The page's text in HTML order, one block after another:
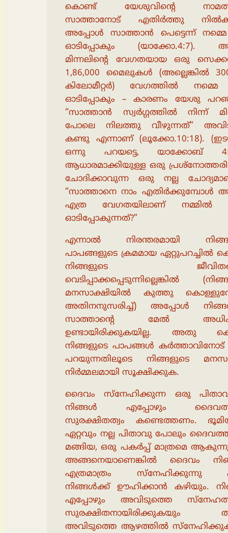
കൊണ്ട് യേശുവിൻ്റെ
സാത്താനോട് എതിർത്തു
അപ്പോൾ സാത്താൻ പെട്ടെന്ന് നമ്മെ
ഓടിപ്പോകും (യാക്കോ.4:7).
മിന്നലിൻ്റെ വേഗതയായ ഒരു
1,86,000 മൈലുകൾ (അല്ലെങ്കിൽ
കിലോമീറ്റർ) വേഗത്തിൽ നമ്മെ
ഓടിപ്പോകും – കാരണം യേശു
“സാത്താൻ സ്വർഗ്ഗത്തിൽ നിന്ന്
പോലെ നിലത്തു വീഴുന്നത്”
കണ്ടു എന്നാണ് (ലൂക്കോ.10:18).
ഒന്നു പറയട്ടെ, യാക്കോബ്
ആധാരമാക്കിയുള്ള ഒരു
ചോദിക്കാവുന്ന ഒരു നല്ല
“സാത്താനെ നാം എതിർക്കുമ്പോൾ
എത്ര വേഗതയിലാണ് നമ്മിൽ
ഓടിപ്പോകുന്നത്?”
എന്നാൽ നിരന്തരമായി
പാപങ്ങളുടെ ക്രമമായ ഏറ്റുപറച്ചിൽ
നിങ്ങളുടെ
വെടിപ്പാക്കപ്പെടുന്നില്ലെങ്കിൽ
മനസാക്ഷിയിൽ കുത്തു
അതിനനുസരിച്ച്) അപ്പോൾ
സാത്താൻ്റെ മേൽ
ഉണ്ടായിരിക്കുകയില്ല. അതു
നിങ്ങളുടെ പാപങ്ങൾ കർത്താവിനോട്
പറയുന്നതിലൂടെ നിങ്ങളുടെ
നിർമ്മലമായി സൂക്ഷിക്കുക.
ദൈവം സ്നേഹിക്കുന്ന ഒരു
നിങ്ങൾ എപ്പോഴും
സുരക്ഷിതത്വം കണ്ടെത്തണം.
ഏറ്റവും നല്ല പിതാവു പോലും
മങ്ങിയ, ഒരു പകർപ്പ് മാത്രമെ
അങ്ങനെയാണെങ്കിൽ ദൈവം
എത്രമാത്രം സ്നേഹിക്കുന്നു
നിങ്ങൾക്ക് ഊഹിക്കാൻ കഴിയും.
എപ്പോഴും അവിടുത്തെ
സുരക്ഷിതനായിരിക്കുകയും
അവിടുത്തെ ആഴത്തിൽ